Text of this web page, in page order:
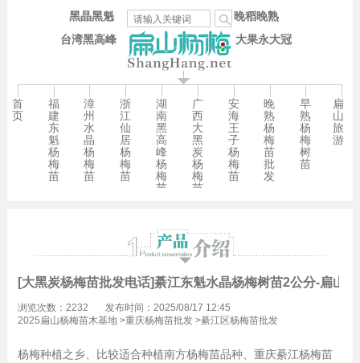
台湾黑高峰
晚稻晚熟
大果永大冠
黑晶黑魁
首
页
福
建
东
魁
杨
梅
苗
漳
州
水
晶
杨
梅
苗
浙
江
仙
居
杨
梅
苗
湖
南
黑
高
峰
杨
梅
苗
广
西
大
黑
炭
杨
梅
苗
安
海
王
子
杨
梅
苗
晚
熟
杨
梅
苗
批
发
早
熟
杨
梅
树
苗
扁
山
旅
游
[大黑炭杨梅苗批发电话]綦江东魁水晶杨梅树苗2公分-扁山
浏览次数：2232
发布时间：2025/08/17 12:45
2025扁山杨梅苗木基地>重庆杨梅苗批发>綦江区杨梅苗批发
杨梅种植之乡、比较适合种植南方杨梅苗品种、重庆綦江杨梅苗